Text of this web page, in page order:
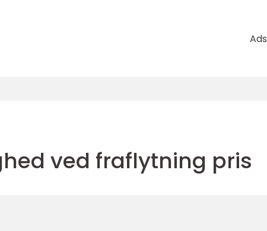
Ads
ved fraflytning pris